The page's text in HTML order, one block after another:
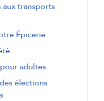
transports
Épicerie
adultes
élections